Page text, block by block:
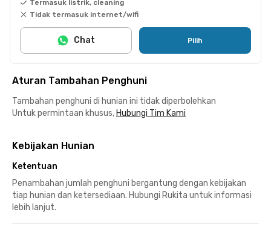
Termasuk listrik, cleaning
Tidak termasuk internet/wifi
Pilih
Chat
Aturan Tambahan Penghuni
Tambahan penghuni di hunian ini tidak diperbolehkan
Untuk permintaan khusus, Hubungi Tim Kami
Kebijakan Hunian
Ketentuan
Penambahan jumlah penghuni bergantung dengan kebijakan
tiap hunian dan ketersediaan. Hubungi Rukita untuk informasi
lebih lanjut.